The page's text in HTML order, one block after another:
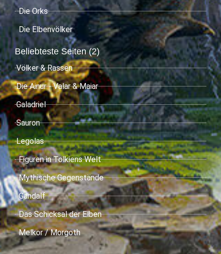
Die Orks
Die Elbenvölker
Beliebteste Seiten (2)
Völker & Rassen
Die Ainur - Valar & Maiar
Galadriel
Sauron
Legolas
Figuren in Tolkiens Welt
Mythische Gegenstände
Gandalf
Das Schicksal der Elben
Melkor / Morgoth